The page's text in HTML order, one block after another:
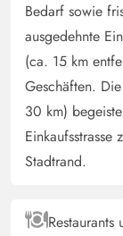
Bedarf sowie
ausgedehnte
(ca. 15 km
Geschäften.
30 km)
Einkaufsstrasse
Stadtrand.
Restaurants